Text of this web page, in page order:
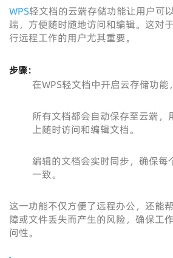
WPS轻文档的云端存储功能让用户可
端，方便随时随地访问和编辑。这对
行远程工作的用户尤其重要。
步骤：
在WPS轻文档中开启云存储功能
所有文档都会自动保存至云端，
上随时访问和编辑文档。
编辑的文档会实时同步，确保每
一致。
这一功能不仅方便了远程办公，还能
障或文件丢失而产生的风险，确保工
问性。